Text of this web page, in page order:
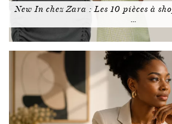
New In chez Zara : Les 10 pièces à
…